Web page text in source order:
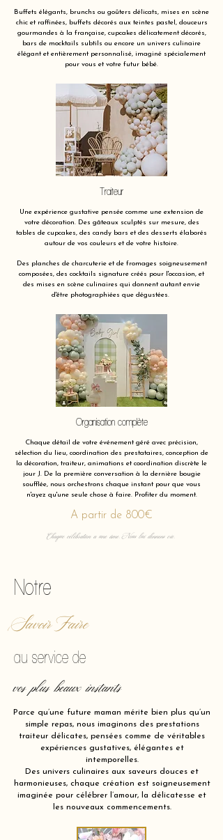
Buffets élégants, brunchs ou goûters délicats, mises en scène
chic et raffinées, buffets décorés aux teintes pastel, douceurs
gourmandes à la française, cupcakes délicatement décorés,
bars de mocktails subtils ou encore un univers culinaire
élégant et entièrement personnalisé, imaginé spécialement
pour vous et votre futur bébé.
Traiteur
Une expérience gustative pensée comme une extension de
votre décoration. Des gâteaux sculptés sur mesure, des
tables de cupcakes, des candy bars et des desserts élaborés
autour de vos couleurs et de votre histoire.
Des planches de charcuterie et de fromages soigneusement
composées, des cocktails signature créés pour l'occasion, et
des mises en scène culinaires qui donnent autant envie
d'être photographiées que dégustées.
Organisation complète
Chaque détail de votre événement géré avec précision,
sélection du lieu, coordination des prestataires, conception de
la décoration, traiteur, animations et coordination discrète le
jour J. De la première conversation à la dernière bougie
soufflée, nous orchestrons chaque instant pour que vous
n'ayez qu'une seule chose à faire. Profiter du moment.
A partir de 800€
Chaque célébration a une âme. Nous lui donnons vie.
Notre
Savoir Faire
au service de
vos plus beaux instants
Parce qu’une future maman mérite bien plus qu’un
simple repas, nous imaginons des prestations
traiteur délicates, pensées comme de véritables
expériences gustatives, élégantes et
intemporelles.
Des univers culinaires aux saveurs douces et
harmonieuses, chaque création est soigneusement
imaginée pour célébrer l’amour, la délicatesse et
les nouveaux commencements.